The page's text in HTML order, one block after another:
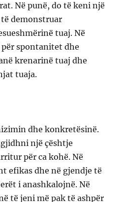
Në punë, do të keni një
demonstruar
tuaj. Në
spontanitet dhe
krenarinë tuaj dhe
tuaja.
dhe konkretësinë.
një çështje
për ca kohë. Në
efikas dhe në gjendje të
i anashkalojnë. Në
të jeni më pak të ashpër